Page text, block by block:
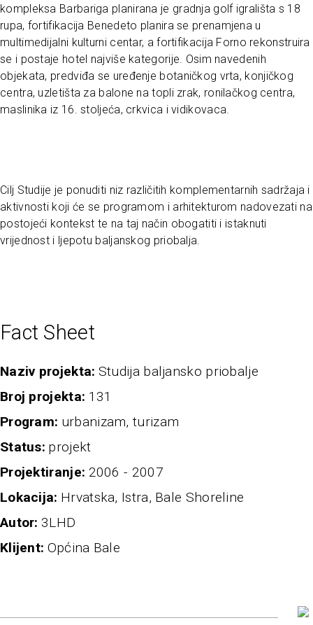
kompleksa Barbariga planirana je gradnja golf igrališta s 18
rupa, fortifikacija Benedeto planira se prenamjena u
multimedijalni kulturni centar, a fortifikacija Forno rekonstruira
se i postaje hotel najviše kategorije. Osim navedenih
objekata, predviđa se uređenje botaničkog vrta, konjičkog
centra, uzletišta za balone na topli zrak, ronilačkog centra,
maslinika iz 16. stoljeća, crkvica i vidikovaca.
Cilj Studije je ponuditi niz različitih komplementarnih sadržaja i
aktivnosti koji će se programom i arhitekturom nadovezati na
postojeći kontekst te na taj način obogatiti i istaknuti
vrijednost i ljepotu baljanskog priobalja.
Fact Sheet
naziv projekta Studija baljansko priobalje
broj projekta 131
program urbanizam, turizam
status projekt
projektiranje 2006 - 2007
Lokacija Hrvatska, Istra, Bale Shoreline
autor 3LHD
klijent Općina Bale